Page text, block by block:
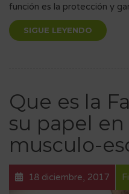
función es la protección y
SIGUE LEYENDO
Que es la
su papel en
musculo-
18 diciembre, 2017